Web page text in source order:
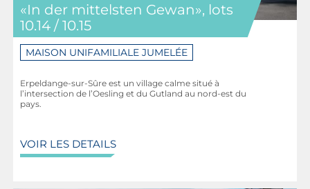
«In der mittelsten Gewan», lots
10.14 / 10.15
MAISON UNIFAMILIALE JUMELÉE
Erpeldange-sur-Sûre est un village calme situé à
l’intersection de l’Oesling et du Gutland au nord-est du
pays.
VOIR LES DETAILS